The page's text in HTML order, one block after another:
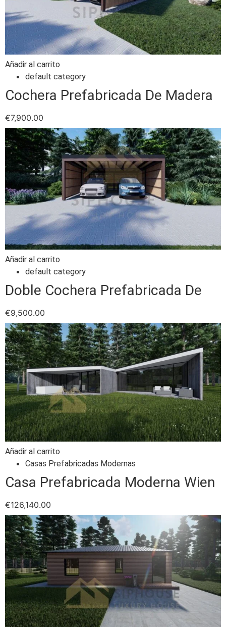
Añadir al carrito
default category
Cochera Prefabricada De Madera
€7,900.00
Añadir al carrito
default category
Doble Cochera Prefabricada De
€9,500.00
Añadir al carrito
Casas Prefabricadas Modernas
Casa Prefabricada Moderna Wien
€126,140.00